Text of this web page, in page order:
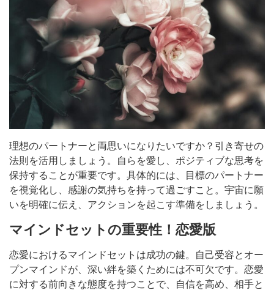
理想のパートナーと両思いになりたいですか？引き寄せの
法則を活用しましょう。自らを愛し、ポジティブな思考を
保持することが重要です。具体的には、目標のパートナー
を視覚化し、感謝の気持ちを持って過ごすこと。宇宙に願
いを明確に伝え、アクションを起こす準備をしましょう。
マインドセットの重要性！恋愛版
恋愛におけるマインドセットは成功の鍵。自己受容とオー
プンマインドが、深い絆を築くためには不可欠です。恋愛
に対する前向きな態度を持つことで、自信を高め、相手と